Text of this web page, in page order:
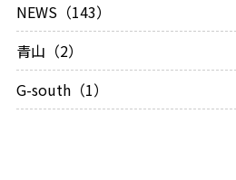
NEWS（143）
青山（2）
G-south（1）